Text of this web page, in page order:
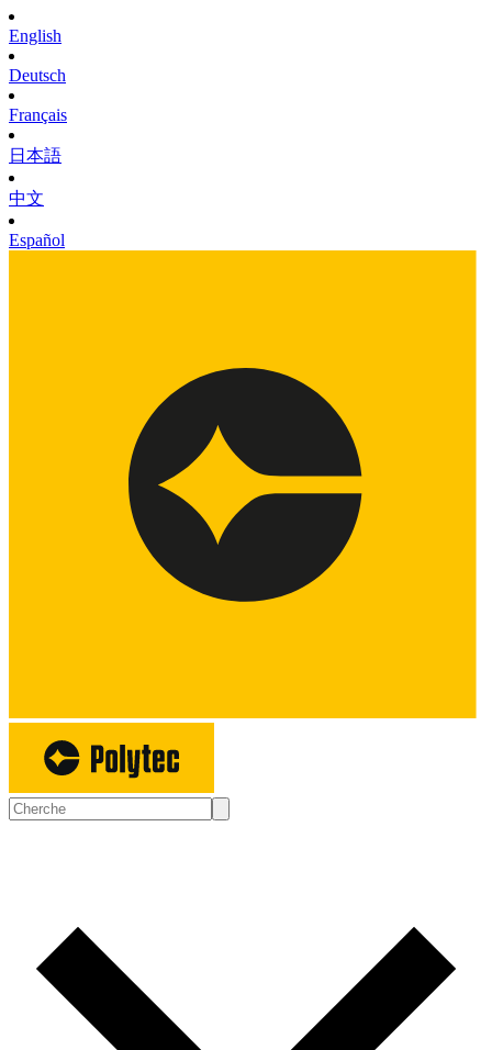
English
Deutsch
Français
日本語
中文
Español